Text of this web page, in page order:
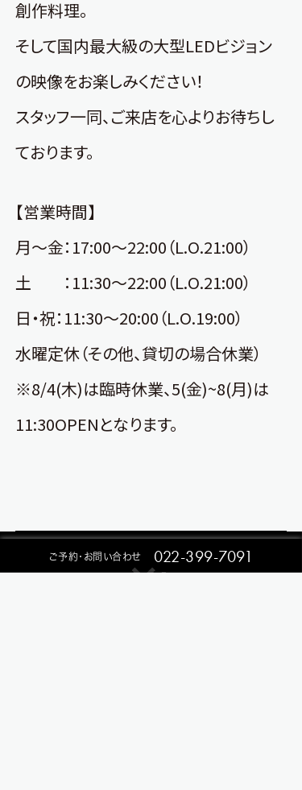
創作料理。
そして国内最大級の大型LEDビジョン
の映像をお楽しみください！
スタッフ一同、ご来店を心よりお待ちし
ております。
【営業時間】
月～金：17:00～22:00（L.O.21:00）
土 ：11:30～22:00（L.O.21:00）
日・祝：11:30～20:00（L.O.19:00）
水曜定休（その他、貸切の場合休業）
※8/4(木)は臨時休業、5(金)~8(月)は
11:30OPENとなります。
ご予約・お問い合わせ 022-399-7091